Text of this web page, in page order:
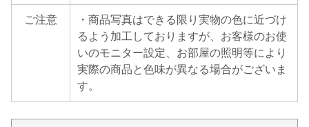
ご注意
・商品写真はできる限り実物の色に近づけ
るよう加工しておりますが、お客様のお使
いのモニター設定、お部屋の照明等により
実際の商品と色味が異なる場合がございま
す。